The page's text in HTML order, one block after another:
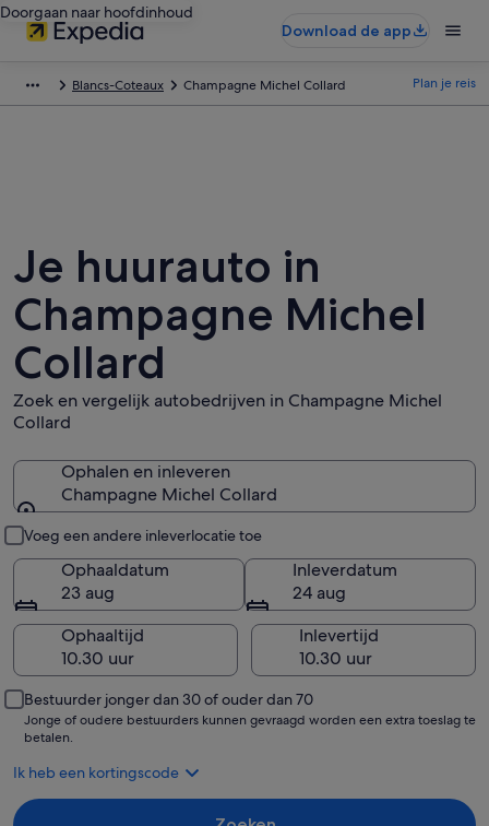
Doorgaan naar hoofdinhoud
Download de app
Blancs-Coteaux Champagne Michel Collard Plan je reis
Je huurauto in
Champagne Michel
Collard
Zoek en vergelijk autobedrijven in Champagne Michel
Collard
Ophalen en inleveren
Champagne Michel Collard
Voeg een andere inleverlocatie toe
Ophaaldatum
23 aug
Inleverdatum
24 aug
Ophaaltijd
Inlevertijd
Bestuurder jonger dan 30 of ouder dan 70
Jonge of oudere bestuurders kunnen gevraagd worden een extra toeslag te
betalen.
Ik heb een kortingscode